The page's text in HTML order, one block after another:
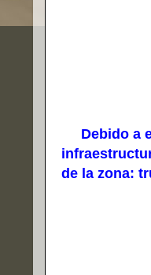
Debido a
de la zona: